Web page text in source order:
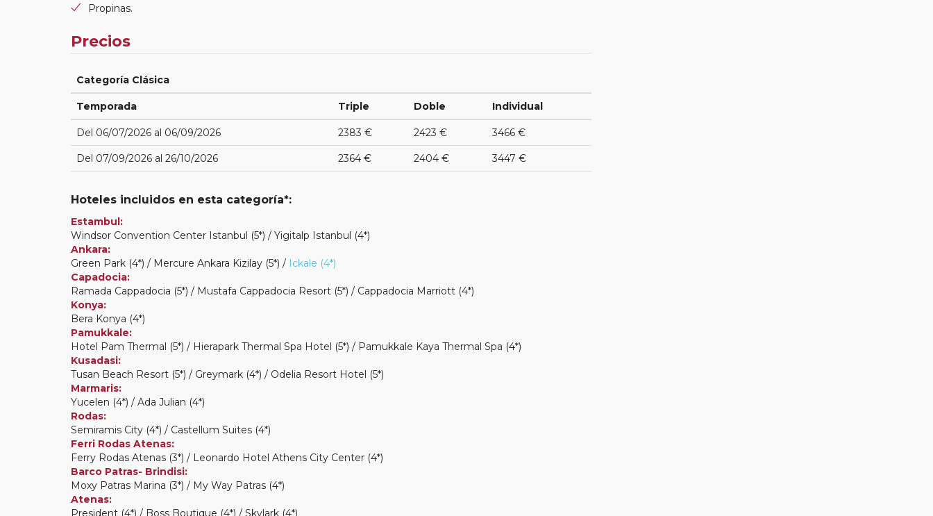
Propinas.
Precios
Categoría Clásica
Temporada Triple Doble Individual
Del 06/07/2026 al 06/09/2026 2383 € 2423 € 3466 €
Del 07/09/2026 al 26/10/2026 2364 € 2404 € 3447 €
Hoteles incluidos en esta categoría*:
Estambul:
Windsor Convention Center Istanbul (5*) / Yigitalp Istanbul (4*)
Ankara:
Green Park (4*) / Mercure Ankara Kizilay (5*) / Ickale (4*)
Capadocia:
Ramada Cappadocia (5*) / Mustafa Cappadocia Resort (5*) / Cappadocia Marriott (4*)
Konya:
Bera Konya (4*)
Pamukkale:
Hotel Pam Thermal (5*) / Hierapark Thermal Spa Hotel (5*) / Pamukkale Kaya Thermal Spa (4*)
Kusadasi:
Tusan Beach Resort (5*) / Greymark (4*) / Odelia Resort Hotel (5*)
Marmaris:
Yucelen (4*) / Ada Julian (4*)
Rodas:
Semiramis City (4*) / Castellum Suites (4*)
Ferri Rodas Atenas:
Ferry Rodas Atenas (3*) / Leonardo Hotel Athens City Center (4*)
Barco Patras- Brindisi:
Moxy Patras Marina (3*) / My Way Patras (4*)
Atenas:
President (4*) / Boss Boutique (4*) / Skylark (4*)